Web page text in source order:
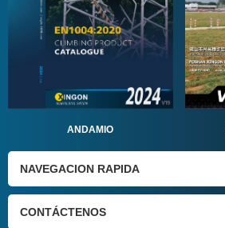
ANDAMIO
NAVEGACION RAPIDA
CONTÁCTENOS